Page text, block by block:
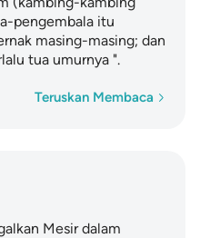
pengembala itu
masing-masing; dan
tua umurnya ".
Teruskan Membaca
Mesir dalam